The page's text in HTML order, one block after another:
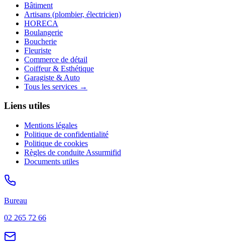
Bâtiment
Artisans (plombier, électricien)
HORECA
Boulangerie
Boucherie
Fleuriste
Commerce de détail
Coiffeur & Esthétique
Garagiste & Auto
Tous les services →
Liens utiles
Mentions légales
Politique de confidentialité
Politique de cookies
Règles de conduite Assurmifid
Documents utiles
Bureau
02 265 72 66